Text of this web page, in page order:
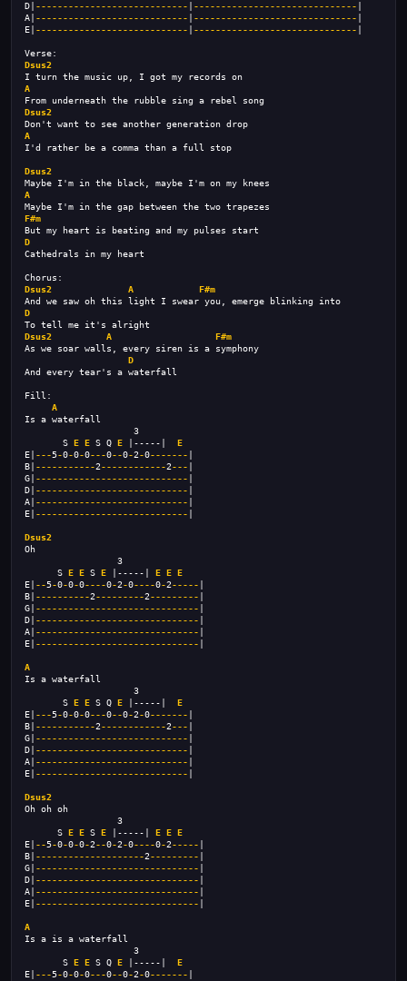
D| ---------------------------- ------------------------------
A| ---------------------------- ------------------------------
E| ---------------------------- ------------------------------
Verse:
Dsus2
I turn the music up, I got my records on
A
From underneath the rubble sing a rebel song
Dsus2
Don't want to see another generation drop
A
I'd rather be a comma than a full stop
Dsus2
Maybe I'm in the black, maybe I'm on my knees
A
Maybe I'm in the gap between the two trapezes
F#m
But my heart is beating and my pulses start
D
Cathedrals in my heart
Chorus:
Dsus2
A
F#m
And we saw oh this light I swear you, emerge blinking into
D
To tell me it's alright
Dsus2
A
F#m
As we soar walls, every siren is a symphony
D
And every tear's a waterfall
Fill:
A
Is a waterfall
3
S E E S Q E |-----| E
E| ---5-0-0-0---0--0-2-0-------
B| -----------2------------2---
G| ----------------------------
D| ----------------------------
A| ----------------------------
E| ----------------------------
Dsus2
Oh
3
S E E S E |-----| E E E
E| --5-0-0-0----0-2-0----0-2-----
B| ----------2---------2---------
G| ------------------------------
D| ------------------------------
A| ------------------------------
E| ------------------------------
A
Is a waterfall
3
S E E S Q E |-----| E
E| ---5-0-0-0---0--0-2-0-------
B| -----------2------------2---
G| ----------------------------
D| ----------------------------
A| ----------------------------
E| ----------------------------
Dsus2
Oh oh oh
3
S E E S E |-----| E E E
E| --5-0-0-0-2--0-2-0----0-2-----
B| --------------------2---------
G| ------------------------------
D| ------------------------------
A| ------------------------------
E| ------------------------------
A
Is a is a waterfall
3
S E E S Q E |-----| E
E| ---5-0-0-0---0--0-2-0-------